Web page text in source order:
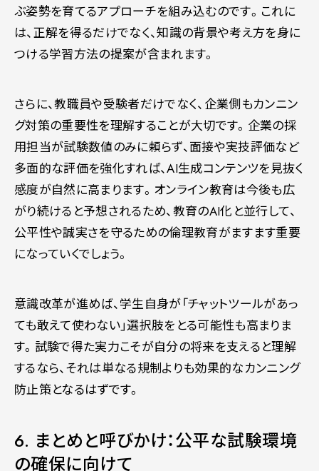
ぶ姿勢を育てるアプローチを組み込むのです。これに
は、正解を得るだけでなく、知識の背景や考え方を身に
つける学習方法の提案が含まれます。
さらに、教職員や受験者だけでなく、企業側もカンニン
グ対策の重要性を理解することが大切です。企業の採
用担当が試験数値のみに頼らず、面接や実技評価など
多面的な評価を強化すれば、AI生成コンテンツを見抜く
感度が自然に高まります。オンライン教育は今後も広
がり続けると予想されるため、教育のAI化と並行して、
公平性や誠実さを守るための倫理教育がますます重要
になっていくでしょう。
意識改革が進めば、学生自身が「チャットツールがあっ
ても敢えて使わない」選択肢をとる可能性も高まりま
す。試験で得た実力こそが自分の将来を支えると理解
するなら、それは単なる規制よりも効果的なカンニング
防止策となるはずです。
6. まとめと呼びかけ：公平な試験環境
の確保に向けて